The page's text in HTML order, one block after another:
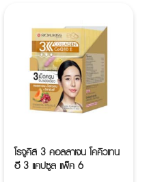
฿ 240.
฿ 216.
โรจูคิส 3 คอลลาเจน โคคิวเทน
อี 3 แคปซูล แพ็ค 6